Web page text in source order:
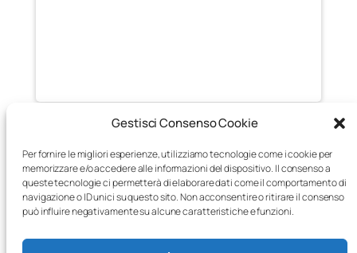
Gestisci Consenso Cookie
Per fornire le migliori esperienze, utilizziamo tecnologie come i cookie per
memorizzare e/o accedere alle informazioni del dispositivo. Il consenso a
queste tecnologie ci permetterà di elaborare dati come il comportamento di
navigazione o ID unici su questo sito. Non acconsentire o ritirare il consenso
può influire negativamente su alcune caratteristiche e funzioni.
E’ possibile vedere la collezione completa di NFT
https://opensea.io/collection/thefantasmici
01/08/2021